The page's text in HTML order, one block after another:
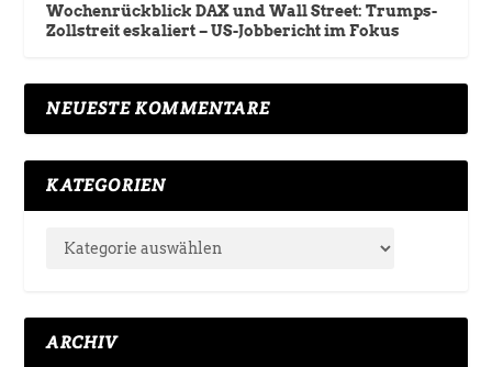
Wochenrückblick DAX und Wall Street: Trumps-
Zollstreit eskaliert – US-Jobbericht im Fokus
NEUESTE KOMMENTARE
KATEGORIEN
ARCHIV